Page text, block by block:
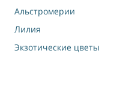
Альстромерии
Лилия
Экзотические цветы